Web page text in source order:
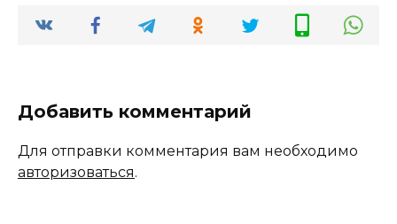
Добавить комментарий
Для отправки комментария вам необходимо
авторизоваться.